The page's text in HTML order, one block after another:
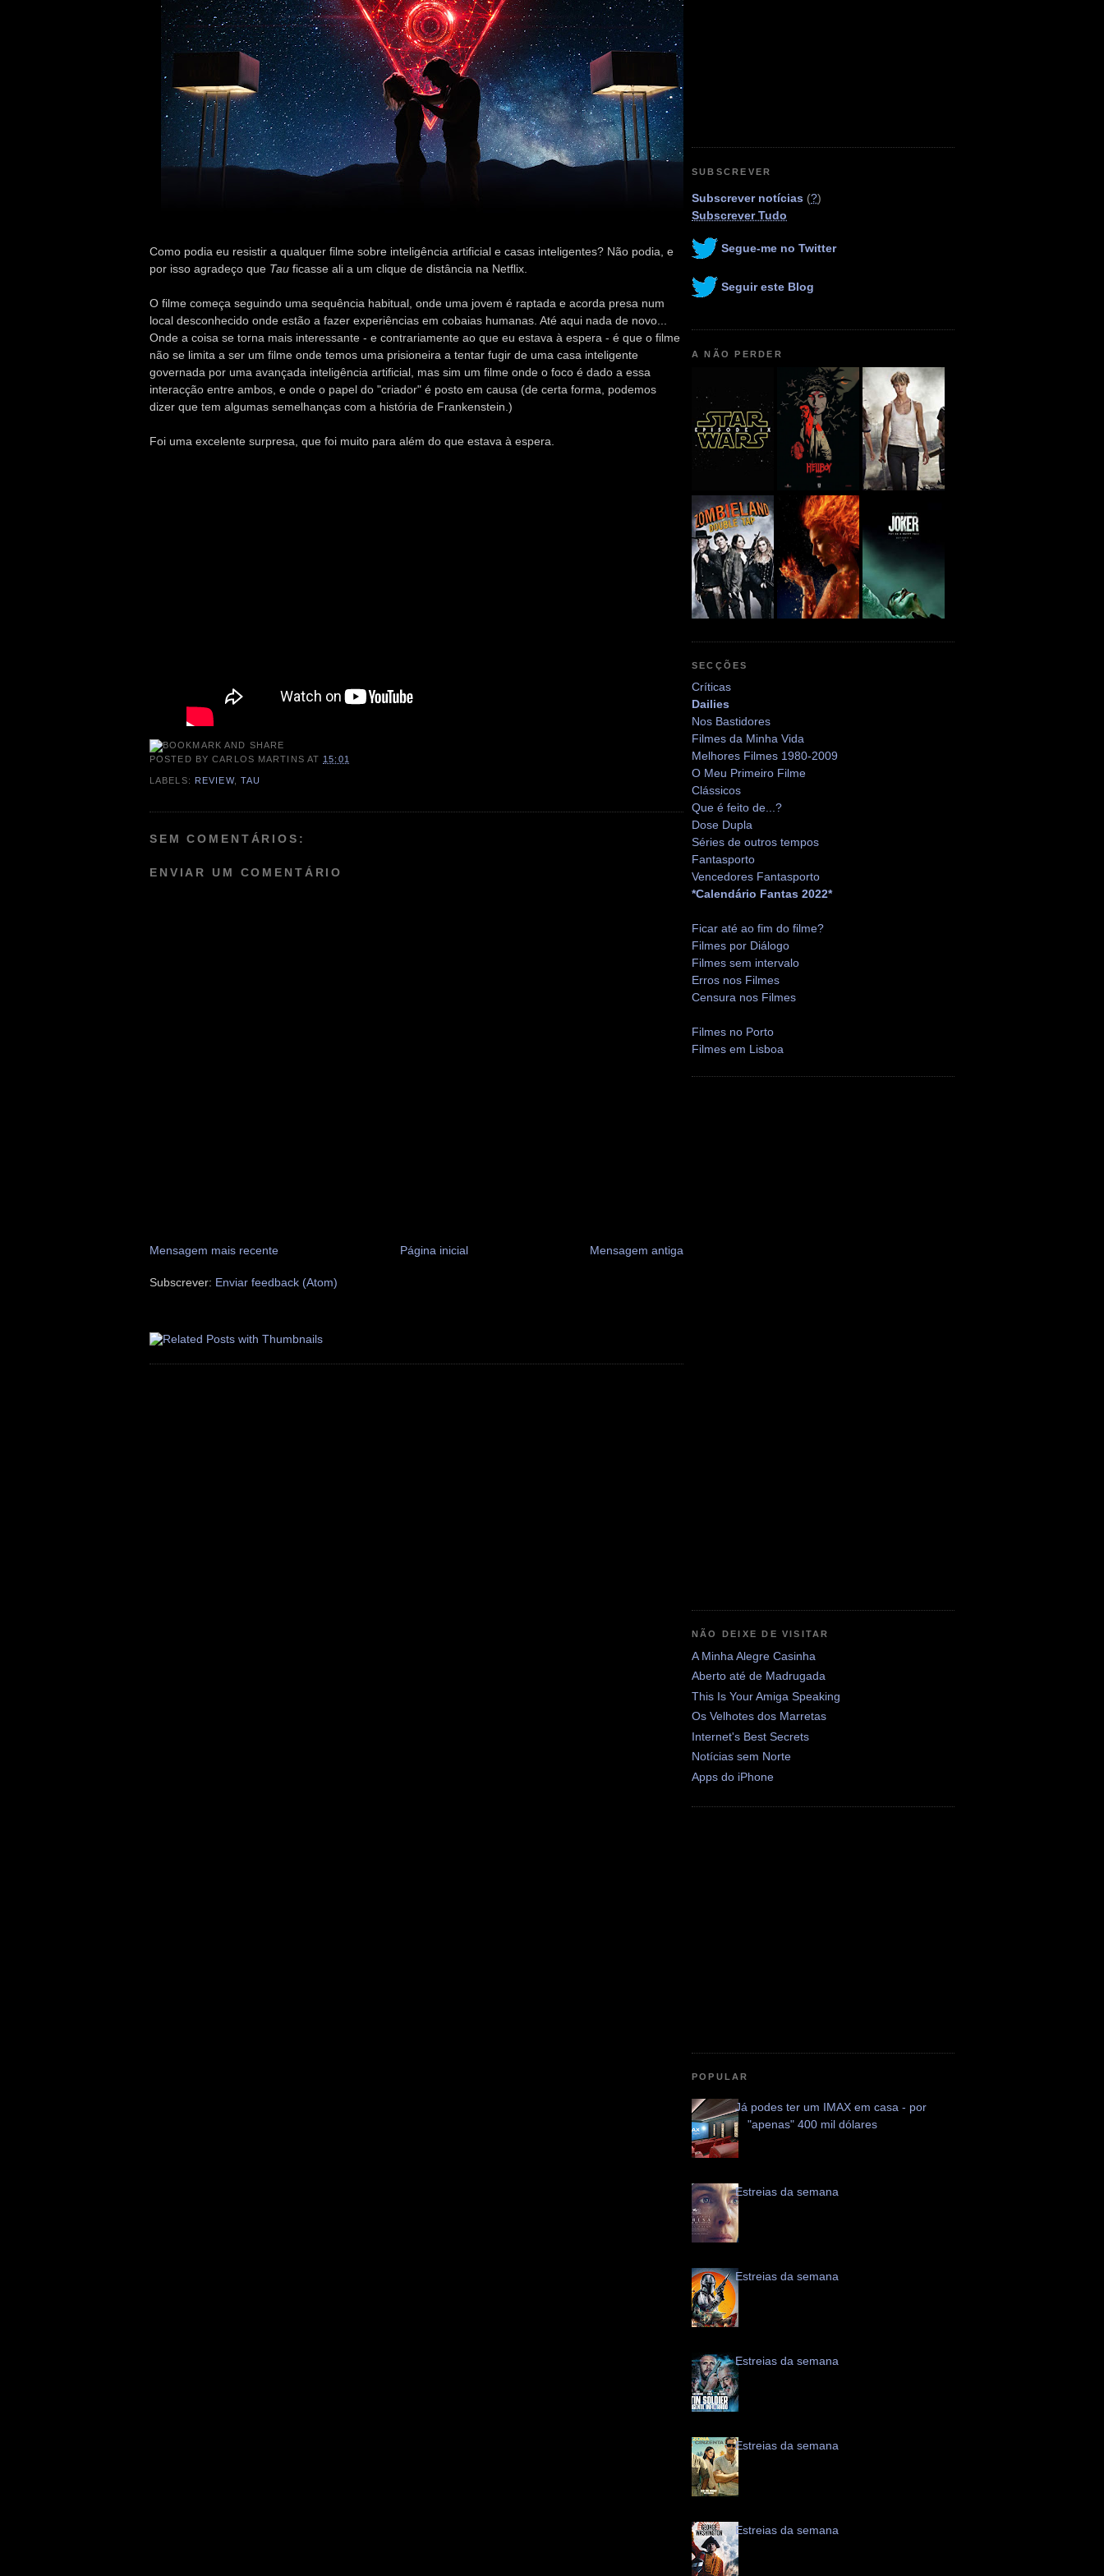
Como podia eu resistir a qualquer filme sobre inteligência artificial e casas inteligentes? Não podia, e
por isso agradeço que Tau ficasse ali a um clique de distância na Netflix.
O filme começa seguindo uma sequência habitual, onde uma jovem é raptada e acorda presa num
local desconhecido onde estão a fazer experiências em cobaias humanas. Até aqui nada de novo...
Onde a coisa se torna mais interessante - e contrariamente ao que eu estava à espera - é que o filme
não se limita a ser um filme onde temos uma prisioneira a tentar fugir de uma casa inteligente
governada por uma avançada inteligência artificial, mas sim um filme onde o foco é dado a essa
interacção entre ambos, e onde o papel do "criador" é posto em causa (de certa forma, podemos
dizer que tem algumas semelhanças com a história de Frankenstein.)
Foi uma excelente surpresa, que foi muito para além do que estava à espera.
POSTED BYCARLOS MARTINS AT 15:01
LABELS: REVIEW, TAU
SEM COMENTÁRIOS:
ENVIAR UM COMENTÁRIO
Mensagem mais recente Mensagem antiga
Página inicial
Subscrever: Enviar feedback (Atom)
SUBSCREVER
Subscrever notícias (?)
Subscrever Tudo
Segue-me no Twitter
Seguir este Blog
A NÃO PERDER
SECÇÕES
Críticas
Dailies
Nos Bastidores
Filmes da Minha Vida
Melhores Filmes 1980-2009
O Meu Primeiro Filme
Clássicos
Que é feito de...?
Dose Dupla
Séries de outros tempos
Fantasporto
Vencedores Fantasporto
*Calendário Fantas 2022*
Ficar até ao fim do filme?
Filmes por Diálogo
Filmes sem intervalo
Erros nos Filmes
Censura nos Filmes
Filmes no Porto
Filmes em Lisboa
NÃO DEIXE DE VISITAR
A Minha Alegre Casinha
Aberto até de Madrugada
This Is Your Amiga Speaking
Os Velhotes dos Marretas
Internet's Best Secrets
Notícias sem Norte
Apps do iPhone
POPULAR
Já podes ter um IMAX em casa - por
"apenas" 400 mil dólares
Estreias da semana
Estreias da semana
Estreias da semana
Estreias da semana
Estreias da semana